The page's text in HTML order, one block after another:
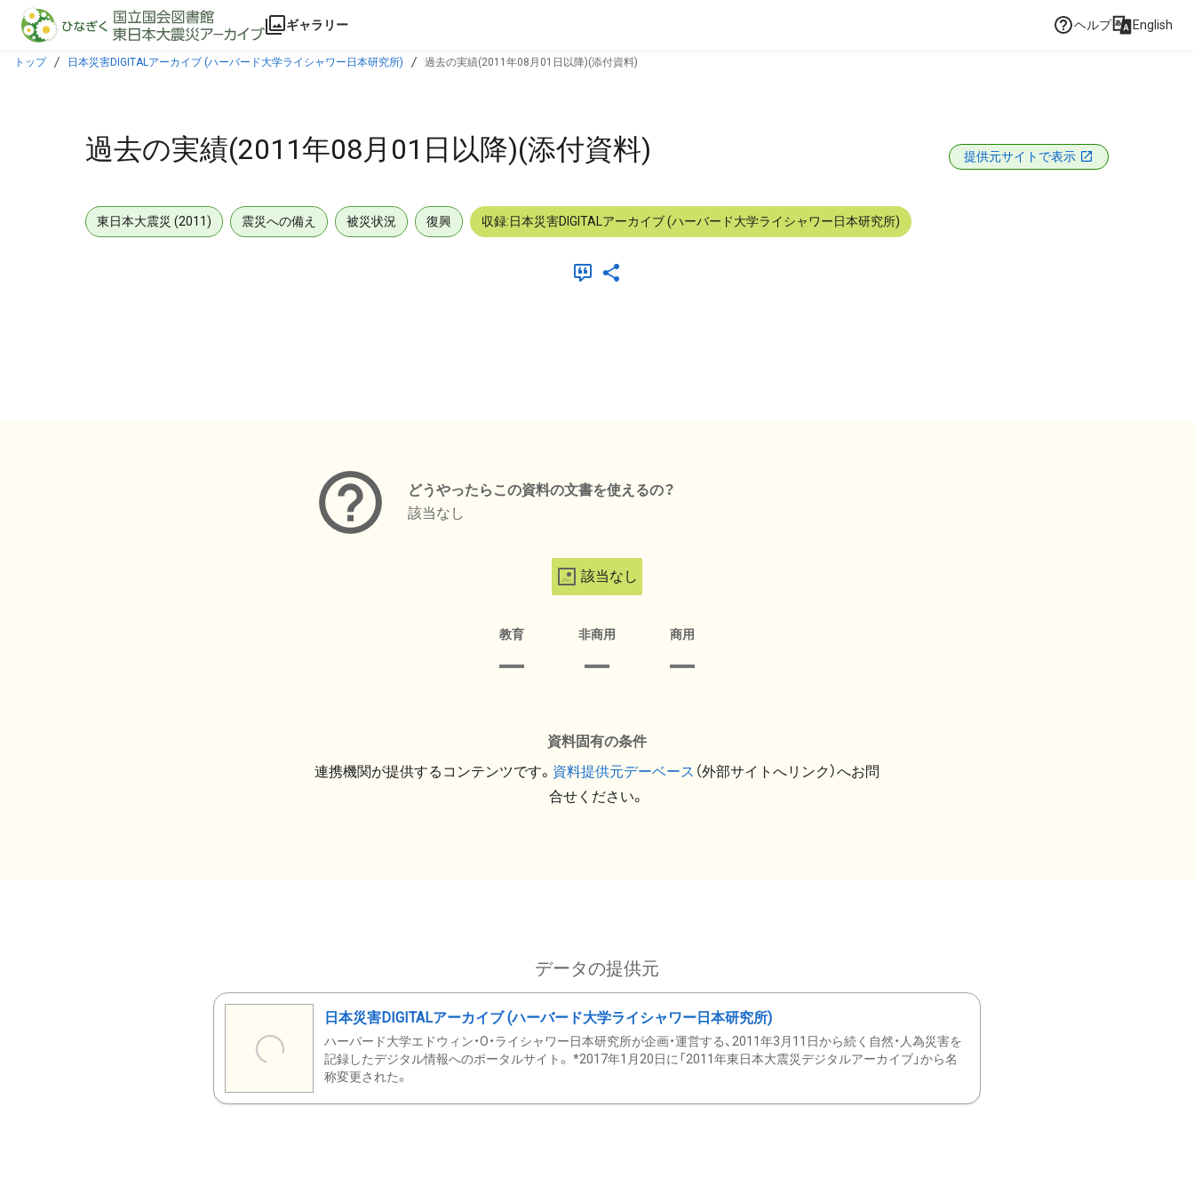
本文に飛ぶ
ギャラリー ヘルプ English
トップ 日本災害DIGITALアーカイブ (ハーバード大学ライシャワー日本研究所) 過去の実績(2011年08月01日以降)(添付資料)
過去の実績(2011年08月01日以降)(添付資料) 提供元サイトで表示
東日本大震災 (2011) 震災への備え 被災状況 復興 収録:日本災害DIGITALアーカイブ (ハーバード大学ライシャワー日本研究所)
どうやったらこの資料の文書を使えるの？
該当なし
該当なし
教育 非商用 商用
資料固有の条件
連携機関が提供するコンテンツです。 資料提供元デーベース （外部サイトへリンク）へお問
合せください。
データの提供元
日本災害DIGITALアーカイブ (ハーバード大学ライシャワー日本研究所)
ハーバード大学エドウィン・O・ライシャワー日本研究所が企画・運営する、2011年3月11日から続く自然・人為災害を
記録したデジタル情報へのポータルサイト。 *2017年1月20日に「2011年東日本大震災デジタルアーカイブ」から名
称変更された。